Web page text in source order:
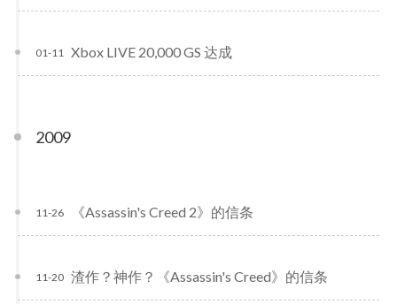
Xbox LIVE 20,000 GS 达成
01-11
2009
《Assassin's Creed 2》的信条
11-26
渣作？神作？《Assassin's Creed》的信条
11-20